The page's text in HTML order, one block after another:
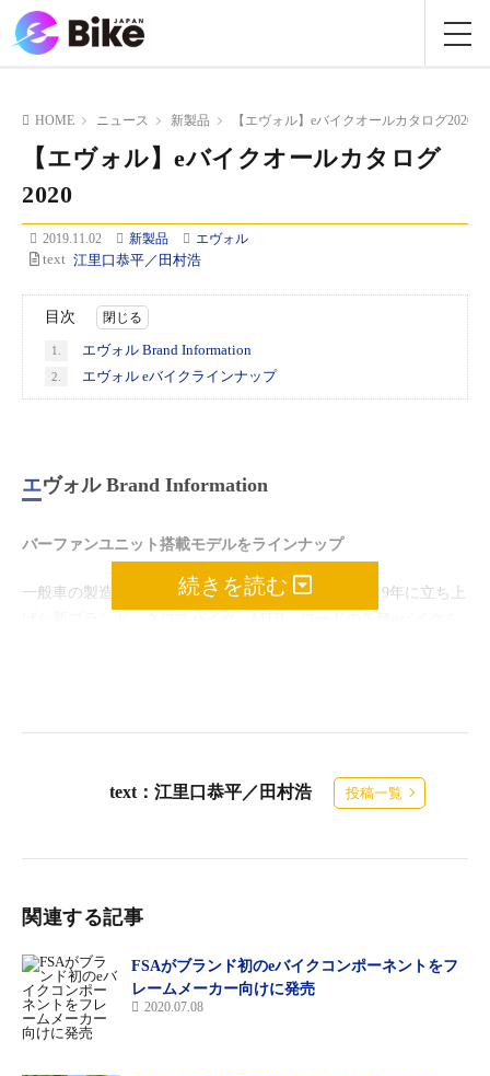
HOME ニュース 新製品 【エヴォル】eバイクオールカタログ2020
【エヴォル】eバイクオールカタログ
2020
2019.11.02 新製品 エヴォル
text 江里口恭平／田村浩
目次
1. エヴォル Brand Information
2. エヴォル eバイクラインナップ
エヴォル Brand Information
バーファンユニット搭載モデルをラインナップ
一般車の製造販売で定評あるアサヒサイクルが、2019年に立ち上
走りもルックスも妥協なしのeロード
続きを読む
text：江里口恭平／田村浩 投稿一覧
関連する記事
FSAがブランド初のeバイクコンポーネントをフ
レームメーカー向けに発売
2020.07.08